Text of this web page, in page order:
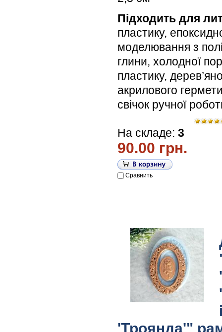
Підходить для
пластику,
моделювання з
глини, холодної
пластику,
акрилового
свічок ручної
На складе: 3
90.00 грн.
Сравнить
'Троянда'"